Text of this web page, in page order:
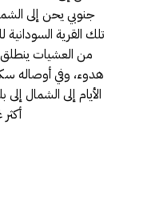
جنوبي يحن إلى
تلك القرية
من العشيات ينطلق
هدوء، وفي أوصاله
الأيام إلى الشمال